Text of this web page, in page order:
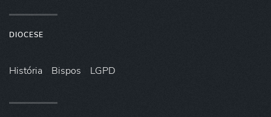
DIOCESE
História Bispos LGPD